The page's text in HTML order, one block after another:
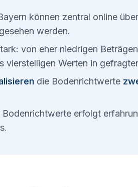
können zentral online
werden.
von eher niedrigen
vierstelligen Werten in
die Bodenrichtwerte
erfolgt